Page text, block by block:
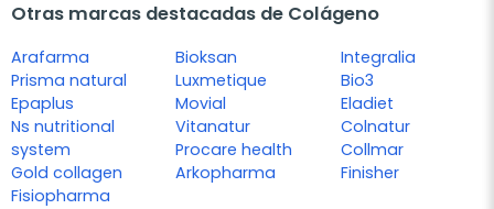
Otras marcas destacadas de Colágeno
Arafarma
Prisma natural
Epaplus
Ns nutritional
system
Gold collagen
Fisiopharma
Bioksan
Luxmetique
Movial
Vitanatur
Procare health
Arkopharma
Integralia
Bio3
Eladiet
Colnatur
Collmar
Finisher